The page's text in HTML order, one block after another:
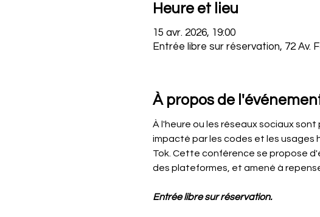
Heure et lieu
15 avr. 2026, 19:00
Entrée libre sur réservation, 72 Av.
À propos de
À l'heure ou les réseaux sociaux
impacté par les codes et les usages
Tok. Cette conférence se propose
des plateformes, et amené à
Entrée libre sur réservation.